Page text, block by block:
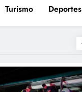
Turismo Deportes